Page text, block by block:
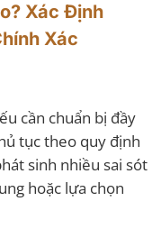
Xác Định
Xác
cần chuẩn bị đầy
tục theo quy định
sinh nhiều sai sót
hoặc lựa chọn